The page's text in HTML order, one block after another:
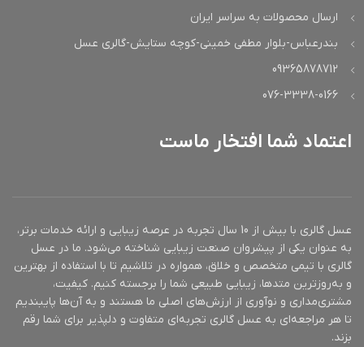
ارسال محصولات به سراسر ایران
بندرعباس-بلوار مطفی خمینی-کوچه ستایش-گالری عسل
09365878712
076-3338-0166
اعتماد شما افتخار ماست
عسل گالری با بیش از 10 سال تجربه در عرصه زیبایی و ارائه خدمات برتر،
به عنوان یکی از پیشروان صنعت زیبایی شناخته می‌شود. ما در عسل
گالری با تیمی متخصص و خلاق، همواره در تلاشیم تا با استفاده از بهترین
و به‌روزترین متدها، زیبایی طبیعی شما را برجسته کنیم. کیفیت،
مشتری‌مداری و نوآوری از ارزش‌های اصلی ما هستند و به آن‌ها پایبندیم
تا هر مراجعه‌ای به عسل گالری تجربه‌ای متفاوت و دلپذیر برای شما رقم
بزند.